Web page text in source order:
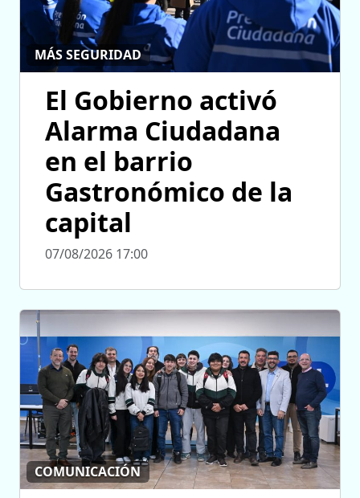
MÁS SEGURIDAD
El Gobierno activó
Alarma Ciudadana
en el barrio
Gastronómico de la
capital
07/08/2026 17:00
COMUNICACIÓN